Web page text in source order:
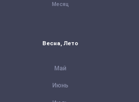
Месяц
Весна, Лето
Май
Июнь